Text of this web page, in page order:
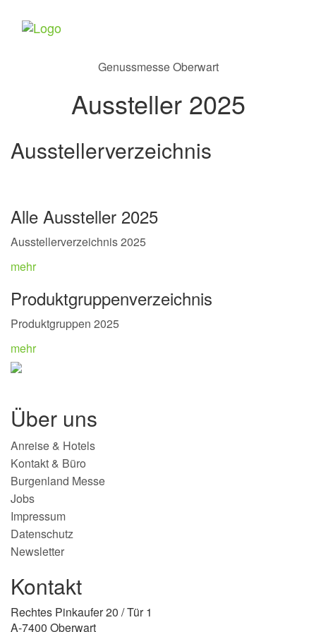
Genussmesse Oberwart
Aussteller 2025
Ausstellerverzeichnis
Alle Aussteller 2025
Ausstellerverzeichnis 2025
mehr
Produktgruppenverzeichnis
Produktgruppen 2025
mehr
Über uns
Anreise & Hotels
Kontakt & Büro
Burgenland Messe
Jobs
Impressum
Datenschutz
Newsletter
Kontakt
Rechtes Pinkaufer 20 / Tür 1
A-7400 Oberwart